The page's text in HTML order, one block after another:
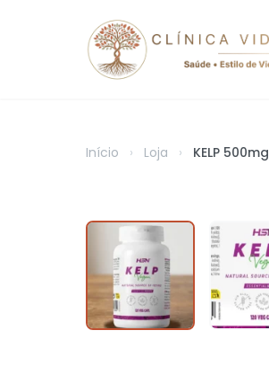
Início › Loja › KELP 500mg